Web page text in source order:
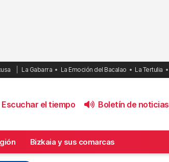
La Gabarra La Emoción del Bacalao La Tertulia
Escuchar el tiempo Boletín de noticias
Bizkaia y sus comarcas